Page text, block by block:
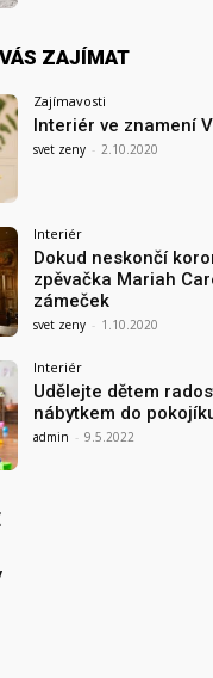
ZAJÍMAT
Zajímavosti
Interiér ve znamení
svet zeny - 2.10.2020
Interiér
Dokud neskončí
zpěvačka Mariah
zámeček
svet zeny - 1.10.2020
Interiér
Udělejte dětem
nábytkem do
admin - 9.5.2022